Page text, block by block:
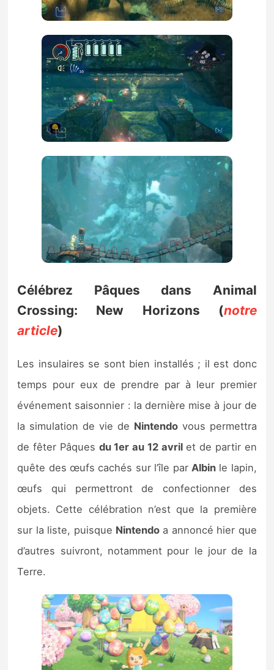
Célébrez Pâques dans Animal
Crossing: New Horizons (notre
article)
Les insulaires se sont bien installés ; il est donc
temps pour eux de prendre par à leur premier
événement saisonnier : la dernière mise à jour de
la simulation de vie de Nintendovous permettra
de fêter Pâques du 1er au 12 avrilet de partir en
quête des œufs cachés sur l’île par Albinle lapin,
œufs qui permettront de confectionner des
objets. Cette célébration n’est que la première
sur la liste, puisque Nintendoa annoncé hier que
d’autres suivront, notamment pour le jour de la
Terre.